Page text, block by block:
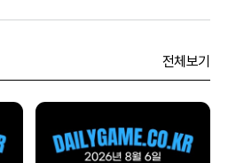
전체보기